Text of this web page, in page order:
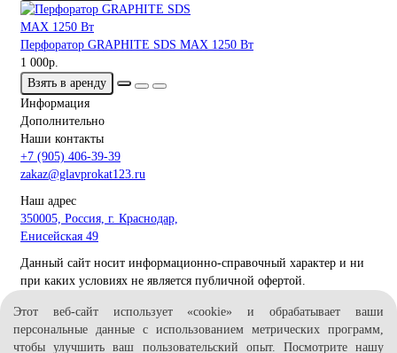
Перфоратор GRAPHITE SDS MAX 1250 Вт
1 000р.
Взять в аренду
Информация
Дополнительно
Наши контакты
+7 (905) 406-39-39
zakaz@glavprokat123.ru
Наш адрес
350005, Россия, г. Краснодар,
Енисейская 49
Данный сайт носит информационно-справочный характер и ни
при каких условиях не является публичной офертой.
2026 © ИП Демидов М.В.
ИНН 230812514950
Этот веб-сайт использует «cookie» и обрабатывает ваши
персональные данные с использованием метрических программ,
чтобы улучшить ваш пользовательский опыт. Посмотрите нашу